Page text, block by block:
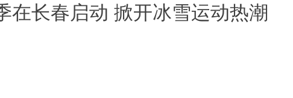
在长春启动 掀开冰雪运动热潮